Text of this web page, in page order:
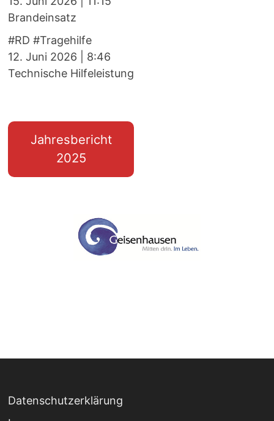
Brandeinsatz
#RD #Tragehilfe
12. Juni 2026
8:46
Technische Hilfeleistung
Jahresbericht
2025
Datenschutzerklärung